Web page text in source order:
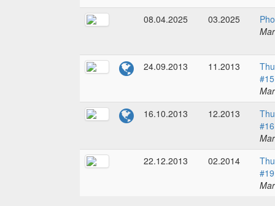
08.04.2025 03.2025
24.09.2013 11.2013
#15
16.10.2013
12.2013
#16
22.12.2013
02.2014
#19